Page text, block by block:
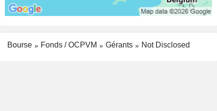
Bourse Fonds / OCPVM Gérants Not Disclosed